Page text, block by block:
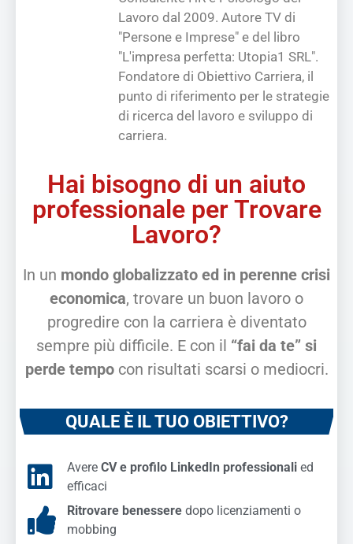
Lavoro dal 2009. Autore TV di
"Persone e Imprese" e del libro
"L'impresa perfetta: Utopia1 SRL".
Fondatore di Obiettivo Carriera, il
punto di riferimento per le strategie
di ricerca del lavoro e sviluppo di
carriera.
Hai bisogno di un aiuto
professionale per Trovare
Lavoro?
In un mondo globalizzato ed in perenne crisi
economica, trovare un buon lavoro o
progredire con la carriera è diventato
sempre più difficile. E con il “fai da te” si
perde tempocon risultati scarsi o mediocri.
QUALE È IL TUO OBIETTIVO?
Avere CV e profilo LinkedIn professionali ed
efficaci
Ritrovare benessere dopo licenziamenti o
mobbing